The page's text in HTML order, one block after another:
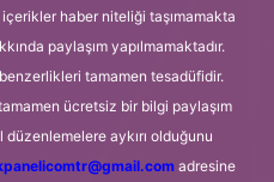
haber niteliği taşımamakta
paylaşım yapılmamaktadır.
tamamen tesadüfidir.
ücretsiz bir bilgi paylaşım
aykırı olduğunu
adresine